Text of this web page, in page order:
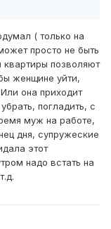
( только на
просто не быть
квартиры позволяют
женщине уйти,
она приходит
погладить, с
муж на работе,
дня, супружеские
этот
надо встать на